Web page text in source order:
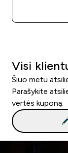
Visi
Šiuo metu
Parašykite
vertės kuponą.